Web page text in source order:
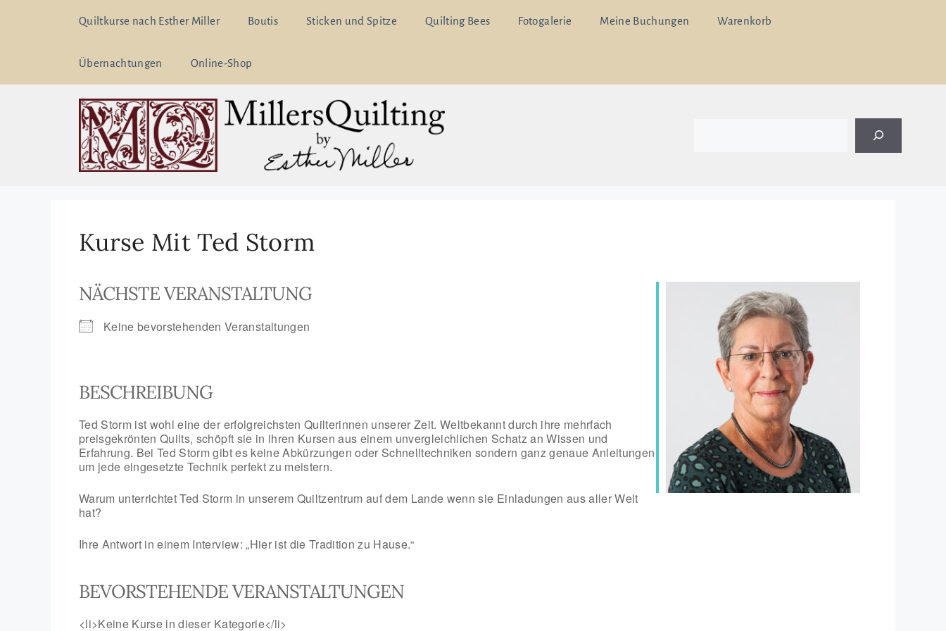
Quiltkurse nach Esther Miller Boutis Sticken und Spitze Quilting Bees Fotogalerie Meine Buchungen Warenkorb
Übernachtungen Online-Shop
Kurse Mit Ted Storm
NÄCHSTE VERANSTALTUNG
Keine bevorstehenden Veranstaltungen
BESCHREIBUNG
Ted Storm ist wohl eine der erfolgreichsten Quilterinnen unserer Zeit. Weltbekannt durch ihre mehrfach
preisgekrönten Quilts, schöpft sie in ihren Kursen aus einem unvergleichlichen Schatz an Wissen und
Erfahrung. Bei Ted Storm gibt es keine Abkürzungen oder Schnelltechniken sondern ganz genaue Anleitungen
um jede eingesetzte Technik perfekt zu meistern.
Warum unterrichtet Ted Storm in unserem Quiltzentrum auf dem Lande wenn sie Einladungen aus aller Welt
hat?
Ihre Antwort in einem Interview: „Hier ist die Tradition zu Hause.“
BEVORSTEHENDE VERANSTALTUNGEN
<li>Keine Kurse in dieser Kategorie</li>